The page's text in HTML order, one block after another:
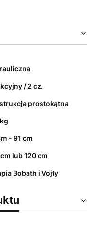
/ 2 cz.
prostokątna
- 91 cm
lub 120 cm
Bobath i Vojty